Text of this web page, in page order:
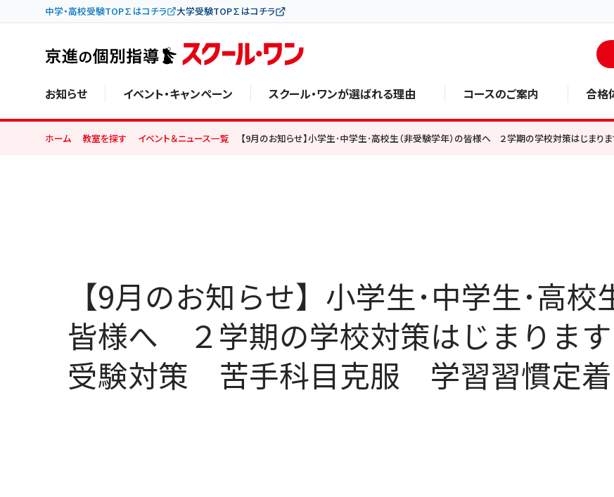
中学・高校受験TOP∑はコチラ 大学受験TOP∑はコチラ
お知らせ イベント・キャンペーン スクール・ワンが選ばれる理由 コースのご案内 合格
ホーム 教室を探す イベント＆ニュース一覧 【9月のお知らせ】小学生･中学生･高校生（非受験学年）の皆様へ ２学期の学校対策は
【9月のお知らせ】小学生･中学生･高
皆様へ ２学期の学校対策はじまり
受験対策 苦手科目克服 学習習慣定着